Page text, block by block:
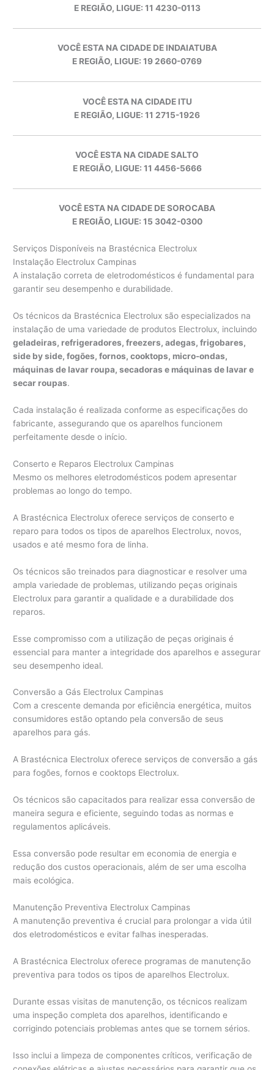
E REGIÃO, LIGUE: 11 4230-0113
VOCÊ ESTA NA CIDADE DE INDAIATUBA
E REGIÃO, LIGUE: 19 2660-0769
VOCÊ ESTA NA CIDADE ITU
E REGIÃO, LIGUE: 11 2715-1926
VOCÊ ESTA NA CIDADE SALTO
E REGIÃO, LIGUE: 11 4456-5666
VOCÊ ESTA NA CIDADE DE SOROCABA
E REGIÃO, LIGUE: 15 3042-0300
Serviços Disponíveis na Brastécnica Electrolux
Instalação Electrolux Campinas
A instalação correta de eletrodomésticos é fundamental para
garantir seu desempenho e durabilidade.
Os técnicos da Brastécnica Electrolux são especializados na
instalação de uma variedade de produtos Electrolux, incluindo
geladeiras, refrigeradores, freezers, adegas, frigobares,
side by side, fogões, fornos, cooktops, micro-ondas,
máquinas de lavar roupa, secadoras e máquinas de lavar e
secar roupas.
Cada instalação é realizada conforme as especificações do
fabricante, assegurando que os aparelhos funcionem
perfeitamente desde o início.
Conserto e Reparos Electrolux Campinas
Mesmo os melhores eletrodomésticos podem apresentar
problemas ao longo do tempo.
A Brastécnica Electrolux oferece serviços de conserto e
reparo para todos os tipos de aparelhos Electrolux, novos,
usados e até mesmo fora de linha.
Os técnicos são treinados para diagnosticar e resolver uma
ampla variedade de problemas, utilizando peças originais
Electrolux para garantir a qualidade e a durabilidade dos
reparos.
Esse compromisso com a utilização de peças originais é
essencial para manter a integridade dos aparelhos e assegurar
seu desempenho ideal.
Conversão a Gás Electrolux Campinas
Com a crescente demanda por eficiência energética, muitos
consumidores estão optando pela conversão de seus
aparelhos para gás.
A Brastécnica Electrolux oferece serviços de conversão a gás
para fogões, fornos e cooktops Electrolux.
Os técnicos são capacitados para realizar essa conversão de
maneira segura e eficiente, seguindo todas as normas e
regulamentos aplicáveis.
Essa conversão pode resultar em economia de energia e
redução dos custos operacionais, além de ser uma escolha
mais ecológica.
Manutenção Preventiva Electrolux Campinas
A manutenção preventiva é crucial para prolongar a vida útil
dos eletrodomésticos e evitar falhas inesperadas.
A Brastécnica Electrolux oferece programas de manutenção
preventiva para todos os tipos de aparelhos Electrolux.
Durante essas visitas de manutenção, os técnicos realizam
uma inspeção completa dos aparelhos, identificando e
corrigindo potenciais problemas antes que se tornem sérios.
Isso inclui a limpeza de componentes críticos, verificação de